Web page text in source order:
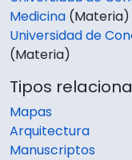
Medicina (Materia)
Universidad de
(Materia)
Tipos
Mapas
Arquitectura
Manuscriptos